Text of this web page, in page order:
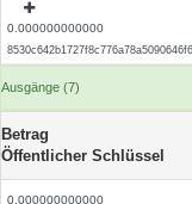
0.000000000000
Ausgänge (7)
Betrag
Öffentlicher Schlüssel
0.000000000000